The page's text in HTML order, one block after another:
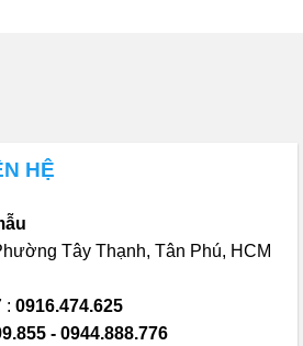
HỆ
Tây Thạnh, Tân Phú, HCM
: 0916.474.625
- 0944.888.776